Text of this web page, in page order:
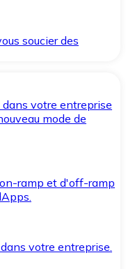
soucier des
votre entreprise
mode de
ramp et d'off-ramp
votre entreprise.